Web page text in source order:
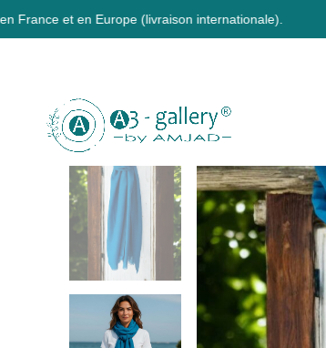
(livraison internationale).